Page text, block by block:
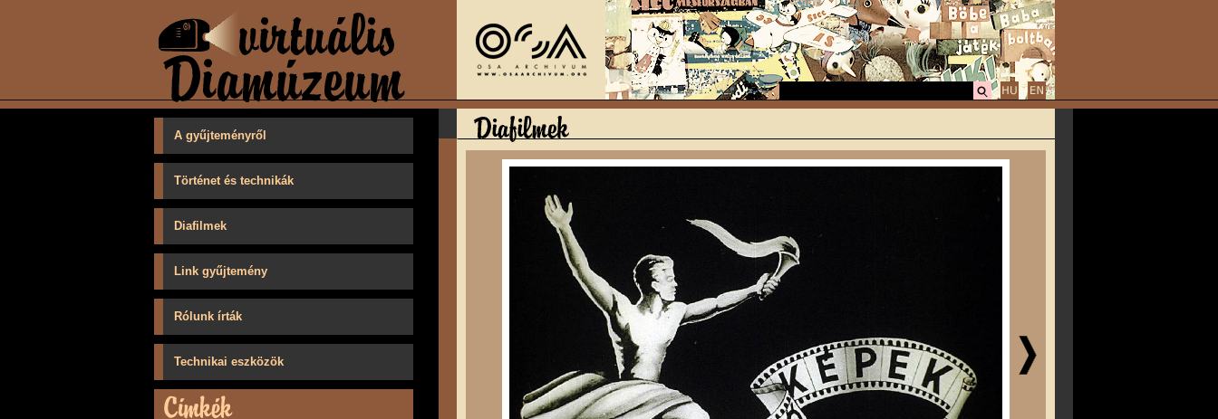
A gyűjteményről
Történet és technikák
Diafilmek
Link gyűjtemény
Rólunk írták
Technikai eszközök